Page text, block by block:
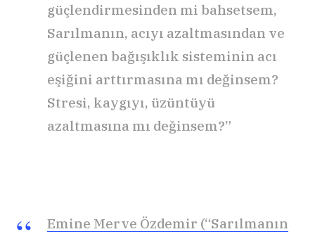
güçlendirmesinden mi bahsetsem,
Sarılmanın, acıyı azaltmasından ve
güçlenen bağışıklık sisteminin acı
eşiğini arttırmasına mı değinsem?
Stresi, kaygıyı, üzüntüyü
azaltmasına mı değinsem?”
Emine Merve Özdemir (“Sarılmanın